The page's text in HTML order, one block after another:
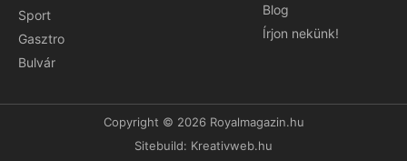
Sport
Gasztro
Bulvár
Blog
Írjon nekünk!
Copyright © 2026 Royalmagazin.hu
Sitebuild: Kreativweb.hu